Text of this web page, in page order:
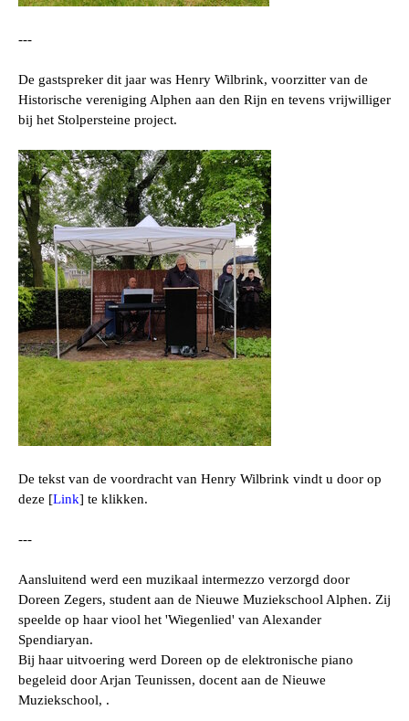
---
De gastspreker dit jaar was Henry Wilbrink, voorzitter van de
Historische vereniging Alphen aan den Rijn en tevens vrijwilliger
bij het Stolpersteine project.
De tekst van de voordracht van Henry Wilbrink vindt u door op
deze [Link] te klikken.
---
Aansluitend werd een muzikaal intermezzo verzorgd door
Doreen Zegers, student aan de Nieuwe Muziekschool Alphen. Zij
speelde op haar viool het 'Wiegenlied' van Alexander
Spendiaryan.
Bij haar uitvoering werd Doreen op de elektronische piano
begeleid door Arjan Teunissen, docent aan de Nieuwe
Muziekschool, .